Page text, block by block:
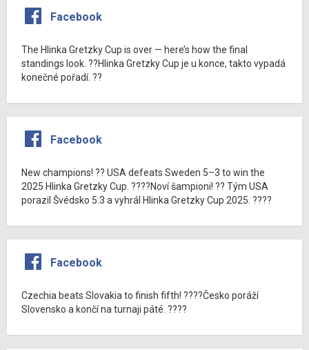
Facebook
The Hlinka Gretzky Cup is over — here’s how the final
standings look. ??Hlinka Gretzky Cup je u konce, takto vypadá
konečné pořadí. ??
Facebook
New champions! ?? USA defeats Sweden 5–3 to win the
2025 Hlinka Gretzky Cup. ????Noví šampioni! ?? Tým USA
porazil Švédsko 5:3 a vyhrál Hlinka Gretzky Cup 2025. ????
Facebook
Czechia beats Slovakia to finish fifth! ????Česko poráží
Slovensko a končí na turnaji páté. ????